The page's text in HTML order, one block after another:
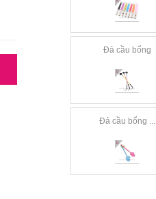
Đả cầu bổng
Đả cầu bổng ...